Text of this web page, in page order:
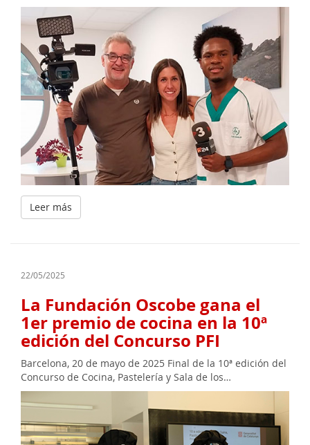
Leer más
22/05/2025
La Fundación Oscobe gana el
1er premio de cocina en la 10ª
edición del Concurso PFI
Barcelona, 20 de mayo de 2025 Final de la 10ª edición del
Concurso de Cocina, Pastelería y Sala de los…